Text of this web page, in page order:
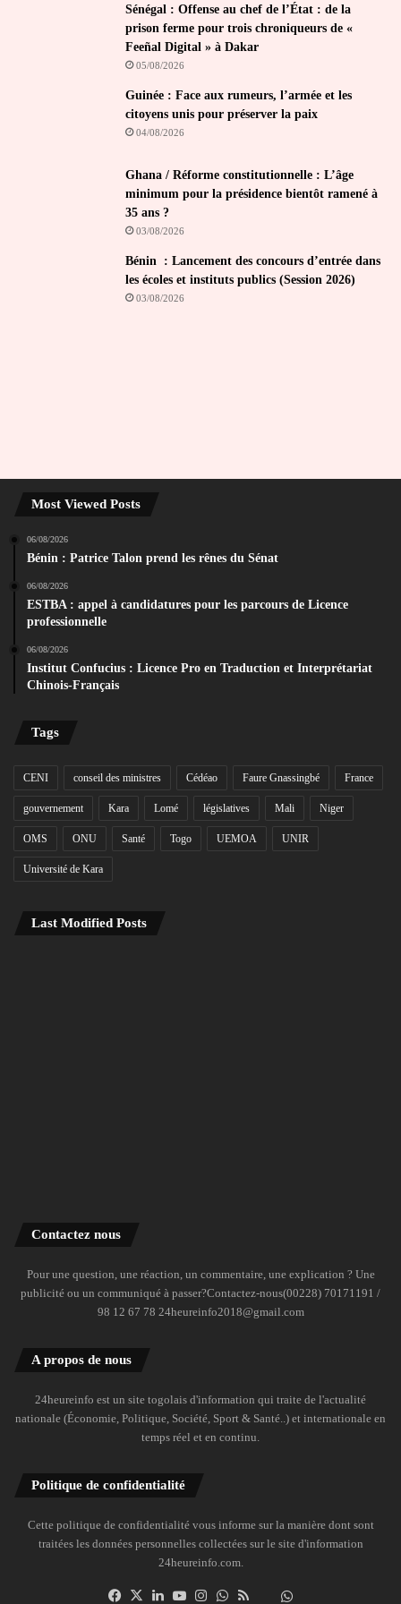
Sénégal : Offense au chef de l’État : de la
prison ferme pour trois chroniqueurs de «
Feeñal Digital » à Dakar
05/08/2026
Guinée : Face aux rumeurs, l’armée et les
citoyens unis pour préserver la paix
04/08/2026
Ghana / Réforme constitutionnelle : L’âge
minimum pour la présidence bientôt ramené à
35 ans ?
03/08/2026
Bénin : Lancement des concours d’entrée dans
les écoles et instituts publics (Session 2026)
03/08/2026
Most Viewed Posts
06/08/2026
Bénin : Patrice Talon prend les rênes du Sénat
06/08/2026
ESTBA : appel à candidatures pour les parcours de Licence
professionnelle
06/08/2026
Institut Confucius : Licence Pro en Traduction et Interprétariat
Chinois-Français
Tags
CENI conseil des ministres Cédéao Faure Gnassingbé France
gouvernement Kara Lomé législatives Mali Niger
OMS ONU Santé Togo UEMOA UNIR
Université de Kara
Last Modified Posts
Contactez nous
Pour une question, une réaction, un commentaire, une explication ? Une
publicité ou un communiqué à passer?Contactez-nous(00228) 70171191 /
98 12 67 78 24heureinfo2018@gmail.com
A propos de nous
24heureinfo est un site togolais d'information qui traite de l'actualité
nationale (Économie, Politique, Société, Sport & Santé..) et internationale en
temps réel et en continu.
Politique de confidentialité
Cette politique de confidentialité vous informe sur la manière dont sont
traitées les données personnelles collectées sur le site d'information
24heureinfo.com.
Facebook
X LinkedinYouTubeInstagramWhatsAppDailymotion